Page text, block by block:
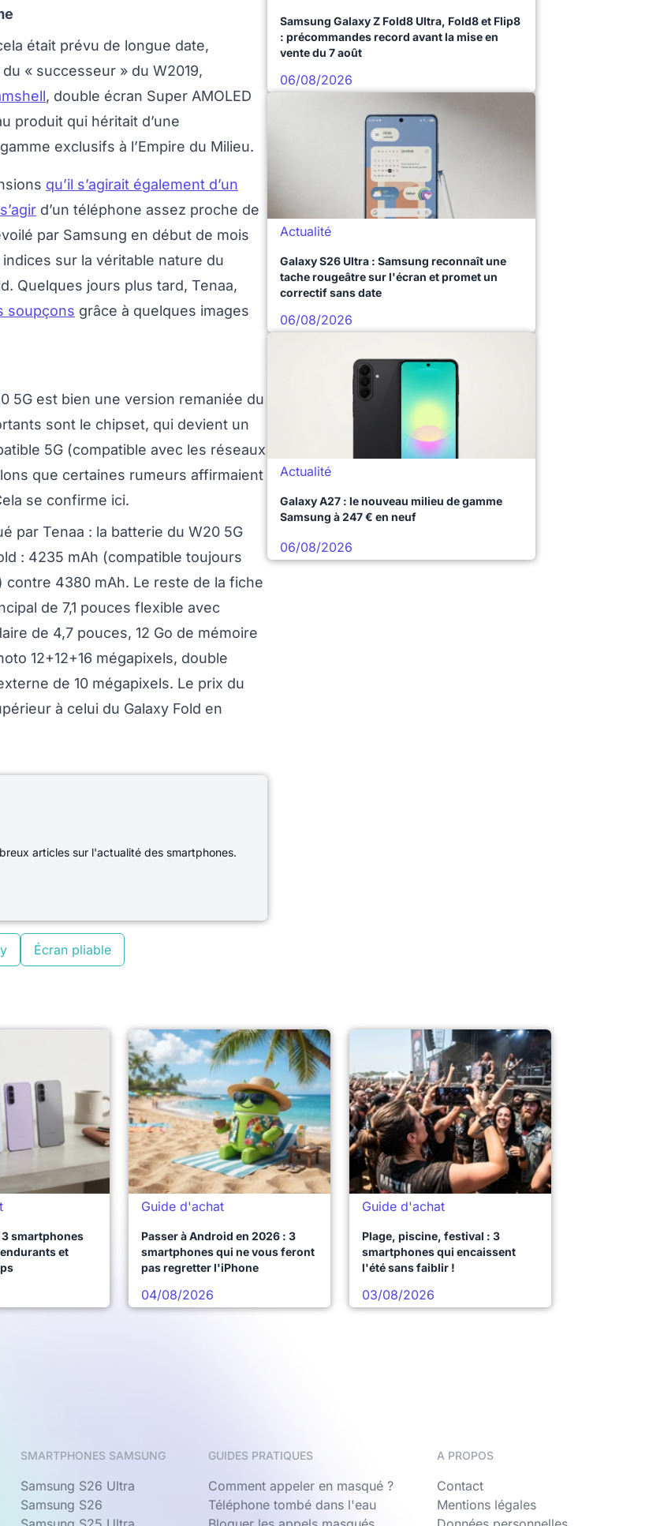
était prévu de longue date,
« successeur » du W2019,
, double écran Super AMOLED
produit qui héritait d’une
exclusifs à l’Empire du Milieu.
qu’il s’agirait également d’un
d’un téléphone assez proche de
par Samsung en début de mois
sur la véritable nature du
Quelques jours plus tard, Tenaa,
soupçons grâce à quelques images
5G est bien une version remaniée du
sont le chipset, qui devient un
5G (compatible avec les réseaux
que certaines rumeurs affirmaient
se confirme ici.
par Tenaa : la batterie du W20 5G
: 4235 mAh (compatible toujours
4380 mAh. Le reste de la fiche
de 7,1 pouces flexible avec
de 4,7 pouces, 12 Go de mémoire
12+12+16 mégapixels, double
de 10 mégapixels. Le prix du
à celui du Galaxy Fold en
articles sur l'actualité des smartphones.
Écran pliable
Samsung Galaxy Z Fold8 Ultra, Fold8 et Flip8
: précommandes record avant la mise en
vente du 7 août
06/08/2026
Actualité
Galaxy S26 Ultra : Samsung reconnaît une
tache rougeâtre sur l'écran et promet un
correctif sans date
06/08/2026
Actualité
Galaxy A27 : le nouveau milieu de gamme
Samsung à 247 € en neuf
06/08/2026
3 smartphones
et
Guide d'achat
Passer à Android en 2026 : 3
smartphones qui ne vous feront
pas regretter l'iPhone
04/08/2026
Guide d'achat
Plage, piscine, festival : 3
smartphones qui encaissent
l'été sans faiblir !
03/08/2026
SMARTPHONES SAMSUNG
Samsung S26 Ultra
Samsung S26
GUIDES PRATIQUES
Comment appeler en masqué ?
Téléphone tombé dans l'eau
A PROPOS
Contact
Mentions légales